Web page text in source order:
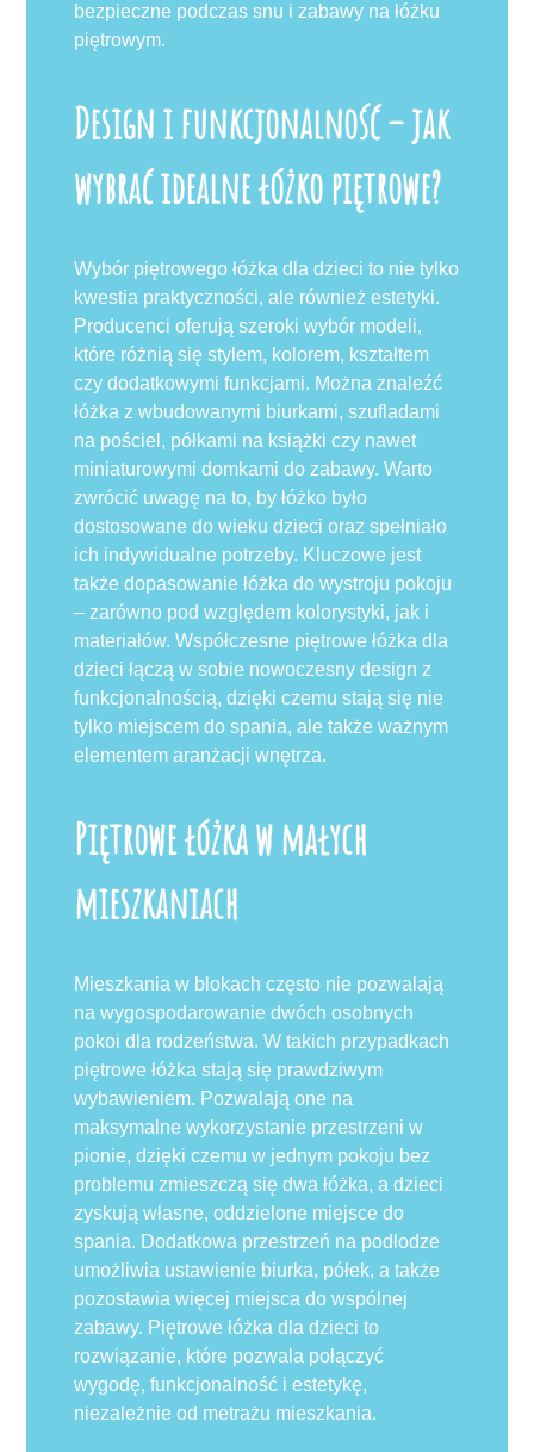
bezpieczne podczas snu i zabawy na łóżku
piętrowym.
Design i funkcjonalność – jak
wybrać idealne łóżko piętrowe?
Wybór piętrowego łóżka dla dzieci to nie tylko
kwestia praktyczności, ale również estetyki.
Producenci oferują szeroki wybór modeli,
które różnią się stylem, kolorem, kształtem
czy dodatkowymi funkcjami. Można znaleźć
łóżka z wbudowanymi biurkami, szufladami
na pościel, półkami na książki czy nawet
miniaturowymi domkami do zabawy. Warto
zwrócić uwagę na to, by łóżko było
dostosowane do wieku dzieci oraz spełniało
ich indywidualne potrzeby. Kluczowe jest
także dopasowanie łóżka do wystroju pokoju
– zarówno pod względem kolorystyki, jak i
materiałów. Współczesne piętrowe łóżka dla
dzieci łączą w sobie nowoczesny design z
funkcjonalnością, dzięki czemu stają się nie
tylko miejscem do spania, ale także ważnym
elementem aranżacji wnętrza.
Piętrowe łóżka w małych
mieszkaniach
Mieszkania w blokach często nie pozwalają
na wygospodarowanie dwóch osobnych
pokoi dla rodzeństwa. W takich przypadkach
piętrowe łóżka stają się prawdziwym
wybawieniem. Pozwalają one na
maksymalne wykorzystanie przestrzeni w
pionie, dzięki czemu w jednym pokoju bez
problemu zmieszczą się dwa łóżka, a dzieci
zyskują własne, oddzielone miejsce do
spania. Dodatkowa przestrzeń na podłodze
umożliwia ustawienie biurka, półek, a także
pozostawia więcej miejsca do wspólnej
zabawy. Piętrowe łóżka dla dzieci to
rozwiązanie, które pozwala połączyć
wygodę, funkcjonalność i estetykę,
niezależnie od metrażu mieszkania.